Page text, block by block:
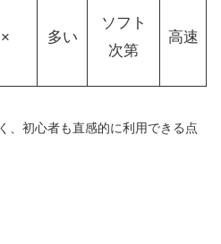
× 多い
ソフト
次第
高速
、初心者も直感的に利用できる点